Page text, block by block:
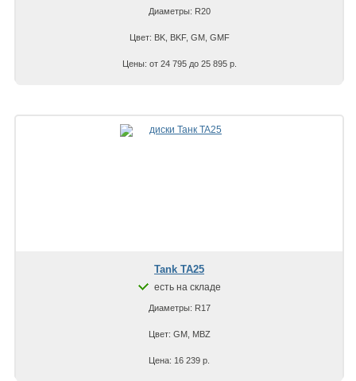
Диаметры: R20
Цвет: BK, BKF, GM, GMF
Цены: от 24 795 до 25 895 р.
Tank TA25
есть на складе
Диаметры: R17
Цвет: GM, MBZ
Цена: 16 239 р.